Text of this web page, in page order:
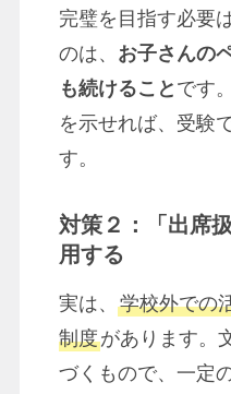
完璧を目指す必要
のは、 お子さんの
も続けること です
を示せれば、受験
す。
対策２：「出席
用する
実は、 学校外での
制度があります。
づくもので、一定